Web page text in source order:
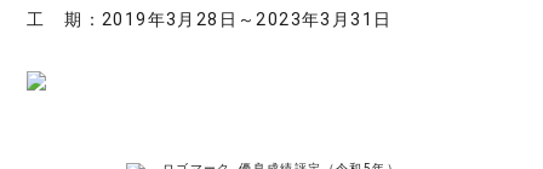
工 期：2019年3月28日～2023年3月31日